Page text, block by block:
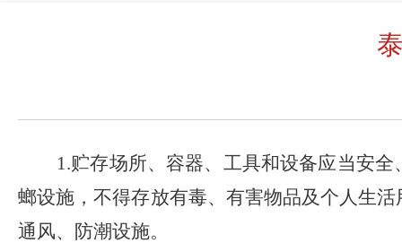
1.贮存场所、容器、工具和设备应当安
螂设施，不得存放有毒、有害物品及个人生
通风、防潮设施。